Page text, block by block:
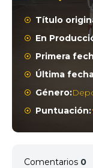
Título
En
Primera
Última
Género:
Puntuación:
Comentarios 0